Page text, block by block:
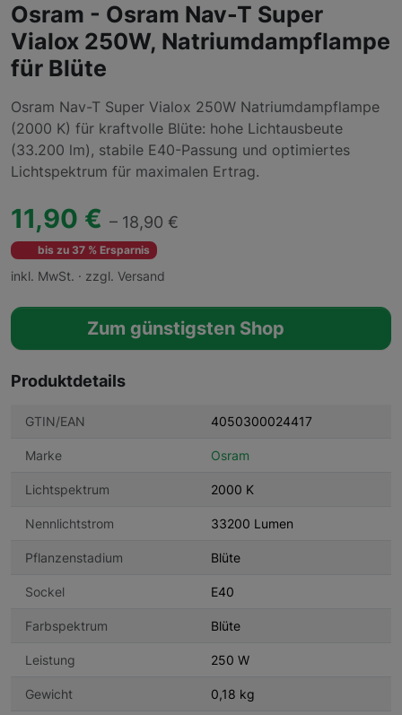
Osram - Osram Nav-T Super
Vialox 250W, Natriumdampflampe
für Blüte
Osram Nav-T Super Vialox 250W Natriumdampflampe
(2000 K) für kraftvolle Blüte: hohe Lichtausbeute
(33.200 lm), stabile E40-Passung und optimiertes
Lichtspektrum für maximalen Ertrag.
11,90 € – 18,90 €
bis zu 37 % Ersparnis
inkl. MwSt. · zzgl. Versand
Zum günstigsten Shop
Produktdetails
GTIN/EAN 4050300024417
Marke Osram
Lichtspektrum 2000 K
Nennlichtstrom 33200 Lumen
Pflanzenstadium Blüte
Sockel E40
Farbspektrum Blüte
Leistung 250 W
Gewicht 0,18 kg